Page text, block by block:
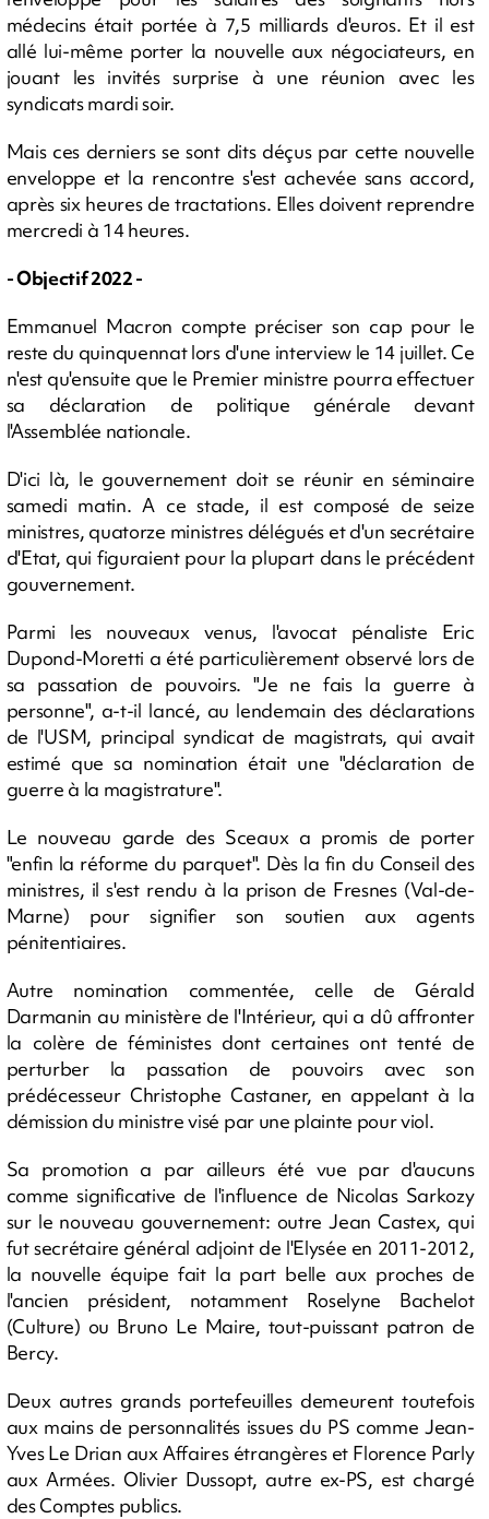
médecins était portée à 7,5 milliards d'euros. Et il est
allé lui-même porter la nouvelle aux négociateurs, en
jouant les invités surprise à une réunion avec les
syndicats mardi soir.
Mais ces derniers se sont dits déçus par cette nouvelle
enveloppe et la rencontre s'est achevée sans accord,
après six heures de tractations. Elles doivent reprendre
mercredi à 14 heures.
- Objectif 2022 -
Emmanuel Macron compte préciser son cap pour le
reste du quinquennat lors d'une interview le 14 juillet. Ce
n'est qu'ensuite que le Premier ministre pourra effectuer
sa déclaration de politique générale devant
l'Assemblée nationale.
D'ici là, le gouvernement doit se réunir en séminaire
samedi matin. A ce stade, il est composé de seize
ministres, quatorze ministres délégués et d'un secrétaire
d'Etat, qui figuraient pour la plupart dans le précédent
gouvernement.
Parmi les nouveaux venus, l'avocat pénaliste Eric
Dupond-Moretti a été particulièrement observé lors de
sa passation de pouvoirs. "Je ne fais la guerre à
personne", a-t-il lancé, au lendemain des déclarations
de l'USM, principal syndicat de magistrats, qui avait
estimé que sa nomination était une "déclaration de
guerre à la magistrature".
Le nouveau garde des Sceaux a promis de porter
"enfin la réforme du parquet". Dès la fin du Conseil des
ministres, il s'est rendu à la prison de Fresnes (Val-de-
Marne) pour signifier son soutien aux agents
pénitentiaires.
Autre nomination commentée, celle de Gérald
Darmanin au ministère de l'Intérieur, qui a dû affronter
la colère de féministes dont certaines ont tenté de
perturber la passation de pouvoirs avec son
prédécesseur Christophe Castaner, en appelant à la
démission du ministre visé par une plainte pour viol.
Sa promotion a par ailleurs été vue par d'aucuns
comme significative de l'influence de Nicolas Sarkozy
sur le nouveau gouvernement: outre Jean Castex, qui
fut secrétaire général adjoint de l'Elysée en 2011-2012,
la nouvelle équipe fait la part belle aux proches de
l'ancien président, notamment Roselyne Bachelot
(Culture) ou Bruno Le Maire, tout-puissant patron de
Bercy.
Deux autres grands portefeuilles demeurent toutefois
aux mains de personnalités issues du PS comme Jean-
Yves Le Drian aux Affaires étrangères et Florence Parly
aux Armées. Olivier Dussopt, autre ex-PS, est chargé
des Comptes publics.